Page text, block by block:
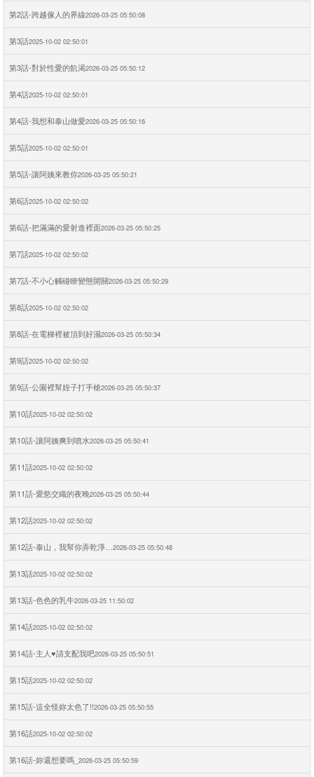
第2話-跨越傢人的界線2026-03-25 05:50:08
第3話2025-10-02 02:50:01
第3話-對於性愛的飢渴2026-03-25 05:50:12
第4話2025-10-02 02:50:01
第4話-我想和泰山做愛2026-03-25 05:50:16
第5話2025-10-02 02:50:01
第5話-讓阿姨來教你2026-03-25 05:50:21
第6話2025-10-02 02:50:02
第6話-把滿滿的愛射進裡面2026-03-25 05:50:25
第7話2025-10-02 02:50:02
第7話-不小心觸碰瞭變態開關2026-03-25 05:50:29
第8話2025-10-02 02:50:02
第8話-在電梯裡被頂到好濕2026-03-25 05:50:34
第9話2025-10-02 02:50:02
第9話-公園裡幫姪子打手槍2026-03-25 05:50:37
第10話2025-10-02 02:50:02
第10話-讓阿姨爽到噴水2026-03-25 05:50:41
第11話2025-10-02 02:50:02
第11話-愛慾交織的夜晚2026-03-25 05:50:44
第12話2025-10-02 02:50:02
第12話-泰山，我幫你弄乾淨… 2026-03-25 05:50:48
第13話2025-10-02 02:50:02
第13話-色色的乳牛2026-03-25 11:50:02
第14話2025-10-02 02:50:02
第14話-主人♥請支配我吧2026-03-25 05:50:51
第15話2025-10-02 02:50:02
第15話-這全怪妳太色了!!2026-03-25 05:50:55
第16話2025-10-02 02:50:02
第16話-妳還想要嗎_ 2026-03-25 05:50:59